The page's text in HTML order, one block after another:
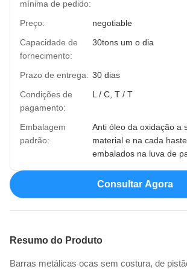
mínima de pedido:
Preço:
negotiable
Capacidade de
fornecimento:
30tons um o dia
Prazo de entrega: 30 dias
Condições de
pagamento:
L / C, T / T
Embalagem
padrão:
Anti óleo da oxidação a
material e na cada
embalados na luva de
Consultar Agora
Resumo do Produto
Barras metálicas ocas sem costura, de